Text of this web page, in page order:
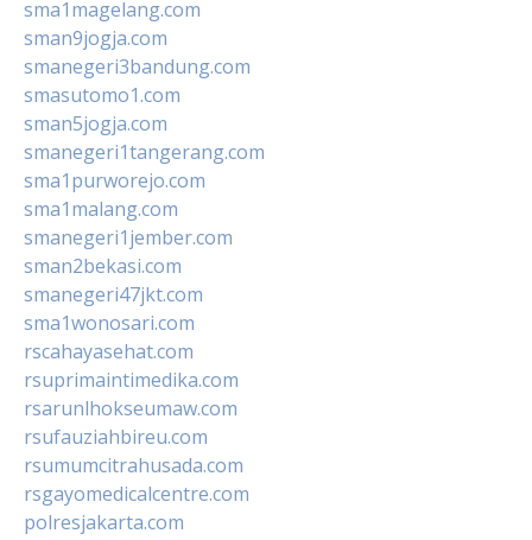
sma1magelang.com
sman9jogja.com
smanegeri3bandung.com
smasutomo1.com
sman5jogja.com
smanegeri1tangerang.com
sma1purworejo.com
sma1malang.com
smanegeri1jember.com
sman2bekasi.com
smanegeri47jkt.com
sma1wonosari.com
rscahayasehat.com
rsuprimaintimedika.com
rsarunlhokseumaw.com
rsufauziahbireu.com
rsumumcitrahusada.com
rsgayomedicalcentre.com
polresjakarta.com